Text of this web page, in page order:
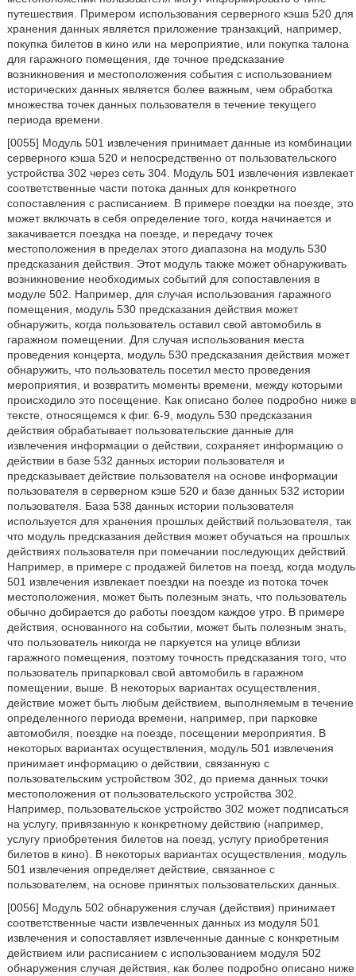
путешествия. Примером использования серверного кэша 520 для
хранения данных является приложение транзакций, например,
покупка билетов в кино или на мероприятие, или покупка талона
для гаражного помещения, где точное предсказание
возникновения и местоположения события с использованием
исторических данных является более важным, чем обработка
множества точек данных пользователя в течение текущего
периода времени.
[0055] Модуль 501 извлечения принимает данные из комбинации
серверного кэша 520 и непосредственно от пользовательского
устройства 302 через сеть 304. Модуль 501 извлечения извлекает
соответственные части потока данных для конкретного
сопоставления с расписанием. В примере поездки на поезде, это
может включать в себя определение того, когда начинается и
закачивается поездка на поезде, и передачу точек
местоположения в пределах этого диапазона на модуль 530
предсказания действия. Этот модуль также может обнаруживать
возникновение необходимых событий для сопоставления в
модуле 502. Например, для случая использования гаражного
помещения, модуль 530 предсказания действия может
обнаружить, когда пользователь оставил свой автомобиль в
гаражном помещении. Для случая использования места
проведения концерта, модуль 530 предсказания действия может
обнаружить, что пользователь посетил место проведения
мероприятия, и возвратить моменты времени, между которыми
происходило это посещение. Как описано более подробно ниже в
тексте, относящемся к фиг. 6-9, модуль 530 предсказания
действия обрабатывает пользовательские данные для
извлечения информации о действии, сохраняет информацию о
действии в базе 532 данных истории пользователя и
предсказывает действие пользователя на основе информации
пользователя в серверном кэше 520 и базе данных 532 истории
пользователя. База 538 данных истории пользователя
используется для хранения прошлых действий пользователя, так
что модуль предсказания действия может обучаться на прошлых
действиях пользователя при помечании последующих действий.
Например, в примере с продажей билетов на поезд, когда модуль
501 извлечения извлекает поездки на поезде из потока точек
местоположения, может быть полезным знать, что пользователь
обычно добирается до работы поездом каждое утро. В примере
действия, основанного на событии, может быть полезным знать,
что пользователь никогда не паркуется на улице вблизи
гаражного помещения, поэтому точность предсказания того, что
пользователь припарковал свой автомобиль в гаражном
помещении, выше. В некоторых вариантах осуществления,
действие может быть любым действием, выполняемым в течение
определенного периода времени, например, при парковке
автомобиля, поездке на поезде, посещении мероприятия. В
некоторых вариантах осуществления, модуль 501 извлечения
принимает информацию о действии, связанную с
пользовательским устройством 302, до приема данных точки
местоположения от пользовательского устройства 302.
Например, пользовательское устройство 302 может подписаться
на услугу, привязанную к конкретному действию (например,
услугу приобретения билетов на поезд, услугу приобретения
билетов в кино). В некоторых вариантах осуществления, модуль
501 извлечения определяет действие, связанное с
пользователем, на основе принятых пользовательских данных.
[0056] Модуль 502 обнаружения случая (действия) принимает
соответственные части извлеченных данных из модуля 501
извлечения и сопоставляет извлеченные данные с конкретным
действием или расписанием с использованием модуля 502
обнаружения случая действия, как более подробно описано ниже